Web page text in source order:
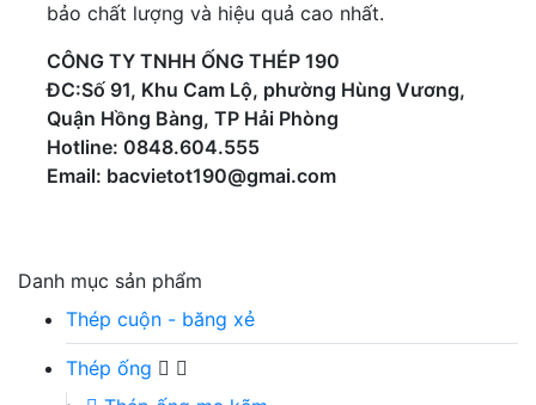
bảo chất lượng và hiệu quả cao nhất.
CÔNG TY TNHH ỐNG THÉP 190
ĐC:Số 91, Khu Cam Lộ, phường Hùng Vương,
Quận Hồng Bàng, TP Hải Phòng
Hotline: 0848.604.555
Email: bacvietot190@gmai.com
Danh mục sản phẩm
Thép cuộn - băng xẻ
Thép ống